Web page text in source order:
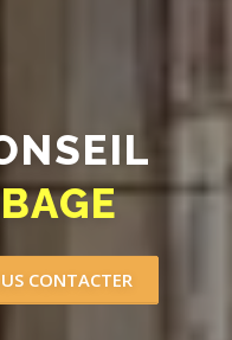
CONTACTER